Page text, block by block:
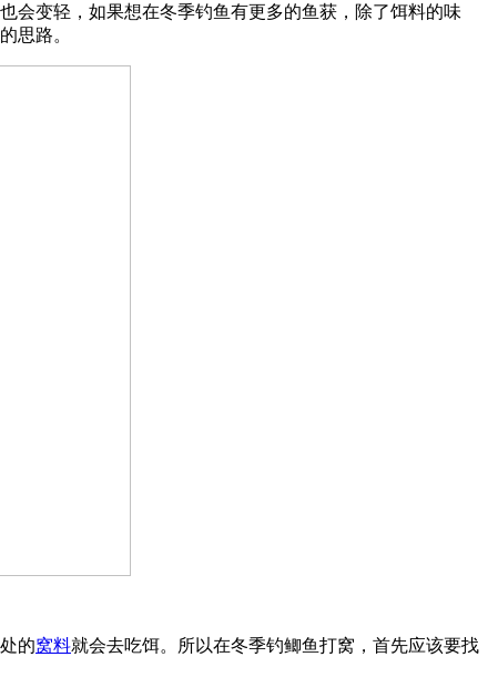
会变轻，如果想在冬季钓鱼有更多的鱼获，除了饵料的味
思路。
的窝料就会去吃饵。所以在冬季钓鲫鱼打窝，首先应该要找